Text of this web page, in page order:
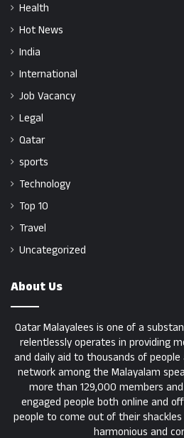
Health
Hot News
India
International
Job Vacancy
Legal
Qatar
sports
Technology
Top 10
Travel
Uncategorized
About Us
Qatar Malayalees is one of a
relentlessly operates in providing
and daily aid to thousands of
network among the Malayalam
more than 129,000 members
engaged people both online and
people to come out of their
harmonious and